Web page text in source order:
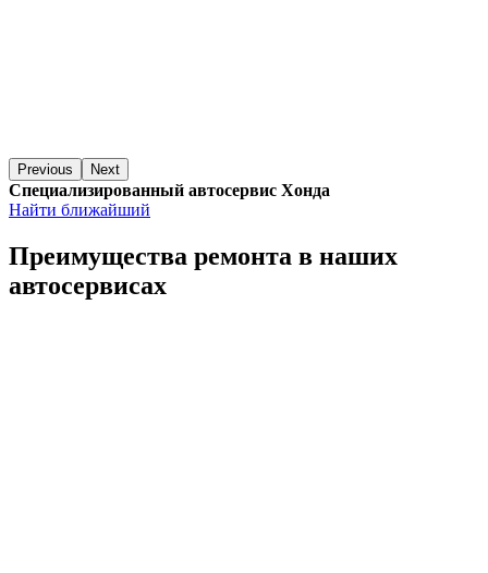
Previous Next
Специализированный автосервис Хонда
Найти ближайший
Преимущества ремонта в наших
автосервисах